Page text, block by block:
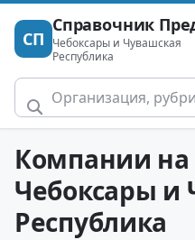
СП
Справочник
Чебоксары и Чувашская
Республика
Компании на
Чебоксары и
Республика